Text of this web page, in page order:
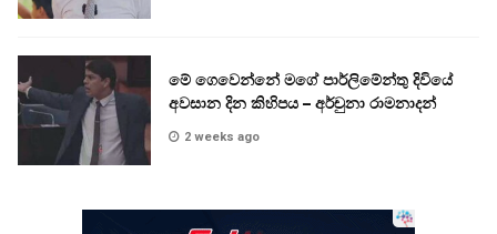
මේ ගෙවෙන්නේ මගේ පාර්ලිමේන්තු දිවියේ
අවසාන දින කිහිපය – අර්චුනා රාමනාදන්
2 weeks ago